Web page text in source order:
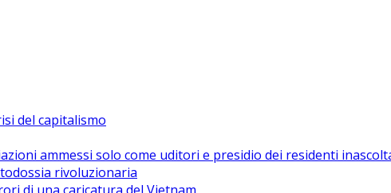
del capitalismo
ammessi solo come uditori e presidio dei residenti
rivoluzionaria